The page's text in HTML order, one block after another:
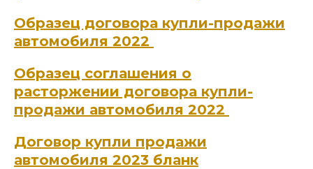
Образец договора купли-продажи
автомобиля 2022
Образец соглашения о
расторжении договора купли-
продажи автомобиля 2022
Договор купли продажи
автомобиля 2023 бланк